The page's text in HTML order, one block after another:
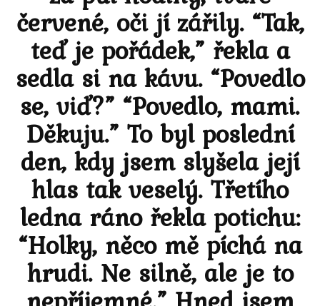
červené, oči jí zářily. “Tak,
teď je pořádek,” řekla a
sedla si na kávu. “Povedlo
se, viď?” “Povedlo, mami.
Děkuju.” To byl poslední
den, kdy jsem slyšela její
hlas tak veselý. Třetího
ledna ráno řekla potichu:
“Holky, něco mě píchá na
hrudi. Ne silně, ale je to